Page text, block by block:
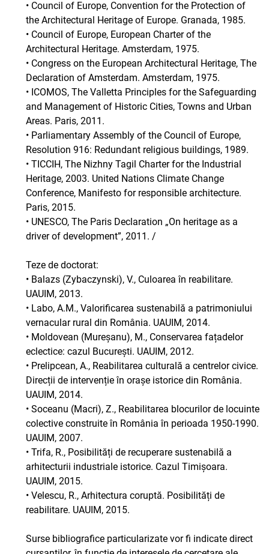
• Council of Europe, Convention for the Protection of
the Architectural Heritage of Europe. Granada, 1985.
• Council of Europe, European Charter of the
Architectural Heritage. Amsterdam, 1975.
• Congress on the European Architectural Heritage, The
Declaration of Amsterdam. Amsterdam, 1975.
• ICOMOS, The Valletta Principles for the Safeguarding
and Management of Historic Cities, Towns and Urban
Areas. Paris, 2011.
• Parliamentary Assembly of the Council of Europe,
Resolution 916: Redundant religious buildings, 1989.
• TICCIH, The Nizhny Tagil Charter for the Industrial
Heritage, 2003. United Nations Climate Change
Conference, Manifesto for responsible architecture.
Paris, 2015.
• UNESCO, The Paris Declaration „On heritage as a
driver of development”, 2011. /
Teze de doctorat:
• Balazs (Zybaczynski), V., Culoarea în reabilitare.
UAUIM, 2013.
• Labo, A.M., Valorificarea sustenabilă a patrimoniului
vernacular rural din România. UAUIM, 2014.
• Moldovean (Mureșanu), M., Conservarea fațadelor
eclectice: cazul București. UAUIM, 2012.
• Prelipcean, A., Reabilitarea culturală a centrelor civice.
Direcții de intervenție în orașe istorice din România.
UAUIM, 2014.
• Soceanu (Macri), Z., Reabilitarea blocurilor de locuinte
colective construite în România în perioada 1950-1990.
UAUIM, 2007.
• Trifa, R., Posibilități de recuperare sustenabilă a
arhitecturii industriale istorice. Cazul Timișoara.
UAUIM, 2015.
• Velescu, R., Arhitectura coruptă. Posibilități de
reabilitare. UAUIM, 2015.
Surse bibliografice particularizate vor fi indicate direct